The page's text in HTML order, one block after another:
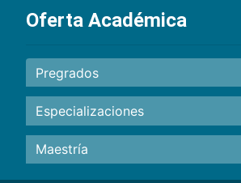
Oferta Académica
Pregrados
Especializaciones
Maestría